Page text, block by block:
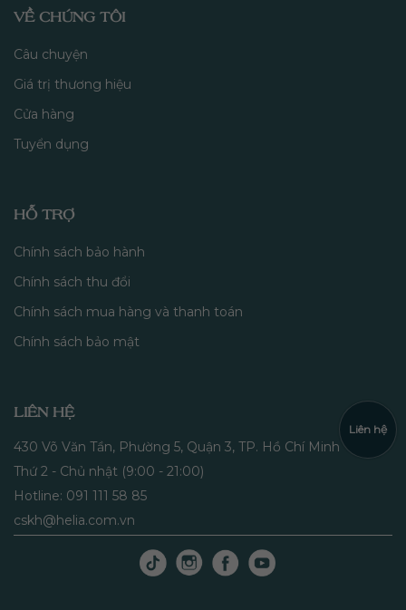
VỀ CHÚNG TÔI
Câu chuyện
Giá trị thương hiệu
Cửa hàng
Tuyển dụng
HỖ TRỢ
Chính sách bảo hành
Chính sách thu đổi
Chính sách mua hàng và thanh toán
Chính sách bảo mật
LIÊN HỆ
430 Võ Văn Tần, Phường 5, Quận 3, TP. Hồ Chí Minh
Thứ 2 - Chủ nhật (9:00 - 21:00)
Hotline: 091 111 58 85
cskh@helia.com.vn
Liên hệ